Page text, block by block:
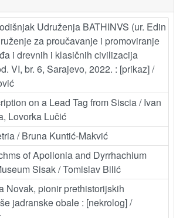
Udruženja BATHINVS (ur. Edin
za proučavanje i promoviranje
i drevnih i klasičnih civilizacija
VI, br. 6, Sarajevo, 2022. : [prikaz] /
on a Lead Tag from Siscia / Ivan
Lovorka Lučić
/ Bruna Kuntić-Makvić
of Apollonia and Dyrrhachium
Sisak / Tomislav Bilić
Novak, pionir prethistorijskih
jadranske obale : [nekrolog] /